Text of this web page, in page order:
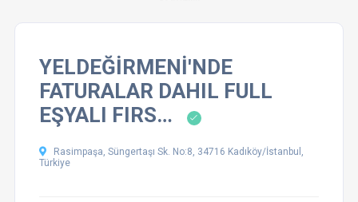
YELDEĞİRMENİ'NDE
FATURALAR DAHIL FULL
EŞYALI FIRS…
Rasimpaşa, Süngertaşı Sk. No:8, 34716 Kadıköy/İstanbul,
Türkiye